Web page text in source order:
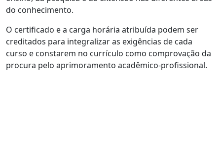
do conhecimento.
O certificado e a carga horária atribuída podem ser
creditados para integralizar as exigências de cada
curso e constarem no currículo como comprovação da
procura pelo aprimoramento acadêmico-profissional.